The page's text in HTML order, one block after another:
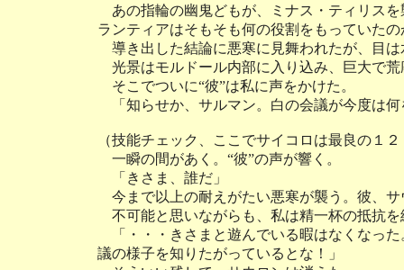
あの指輪の幽鬼どもが、ミナス・ティリス
ランティアはそもそも何の役割をもっていたの
導き出した結論に悪寒に見舞われたが、目は
光景はモルドール内部に入り込み、巨大で荒
そこでついに“彼”は私に声をかけた。
「知らせか、サルマン。白の会議が今度は何
（技能チェック、ここでサイコロは最良の１２
一瞬の間があく。“彼”の声が響く。
「きさま、誰だ」
今まで以上の耐えがたい悪寒が襲う。彼、
不可能と思いながらも、私は精一杯の抵抗を
「・・・きさまと遊んでいる暇はなくなっ
議の様子を知りたがっているとな！」